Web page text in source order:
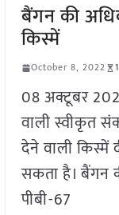
बैंगन की
किस्में
October 8, 2022
08 अक्टूबर
वाली स्वीकृत
देने वाली किस्में
सकता है। बैंगन
पीबी-67